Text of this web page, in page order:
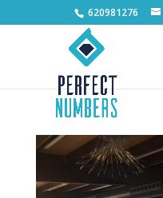
Abrir barra de herramientas
620981276